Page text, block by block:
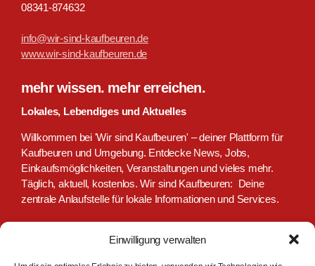
Einwilligung verwalten
08341-874632
info@wir-sind-kaufbeuren.de
www.wir-sind-kaufbeuren.de
mehr wissen. mehr erreichen.
Lokales, Lebendiges und Aktuelles
Willkommen bei 'Wir sind Kaufbeuren' – deiner Plattform für
Kaufbeuren und Umgebung. Entdecke News, Jobs,
Einkaufsmöglichkeiten, Veranstaltungen und vieles mehr.
Täglich, aktuell, kostenlos. Wir sind Kaufbeuren: Deine
zentrale Anlaufstelle für lokale Informationen und Services.